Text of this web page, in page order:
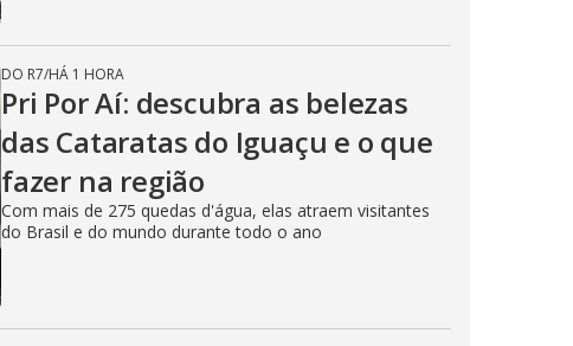
DO R7/HÁ 1 HORA
Pri Por Aí: descubra as belezas
das Cataratas do Iguaçu e o que
fazer na região
Com mais de 275 quedas d'água, elas atraem visitantes
do Brasil e do mundo durante todo o ano